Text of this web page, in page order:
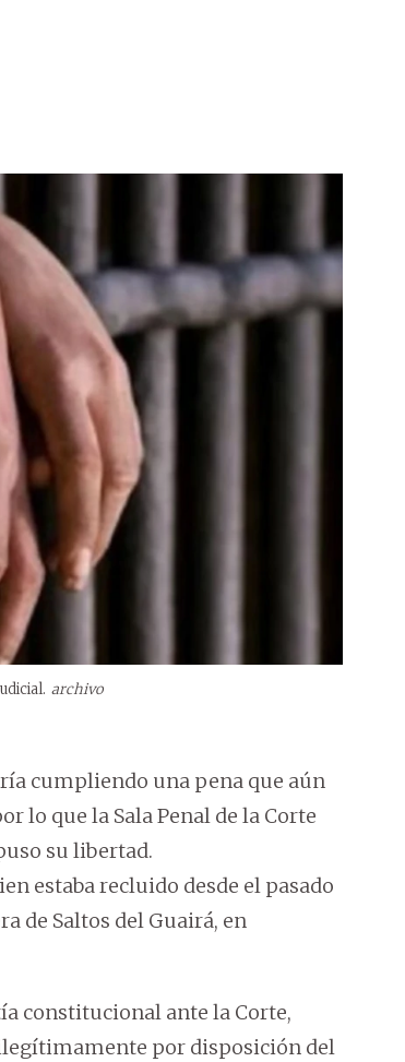
archivo
cumpliendo una pena que aún
lo que la Sala Penal de la Corte
su libertad.
estaba recluido desde el pasado
de Saltos del Guairá, en
constitucional ante la Corte,
por disposición del